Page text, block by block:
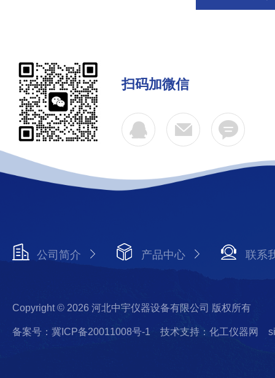
扫码加微信
公司简介 产品中心 联系
Copyright © 2026 河北中宇仪器设备有限公司 版权所有
备案号：冀ICP备20011008号-1 技术支持：化工仪器网